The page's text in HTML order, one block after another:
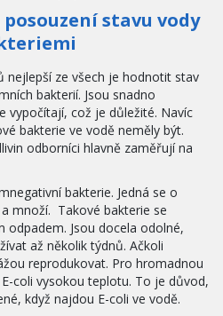
stavu vody
nejlepší ze všech je hodnotit stav
bakterií. Jsou snadno
vypočítají, což je důležité. Navíc
bakterie ve vodě neměly být.
odborníci hlavně zaměřují na
bakterie. Jedná se o
množí.  Takové bakterie se
Jsou docela odolné,
až několik týdnů. Ačkoli
reprodukovat. Pro hromadnou
coli vysokou teplotu. To je důvod,
když najdou E-coli ve vodě.